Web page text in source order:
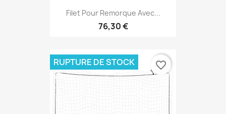
Filet Pour Remorque Avec...
76,30 €
RUPTURE DE STOCK favorite_border